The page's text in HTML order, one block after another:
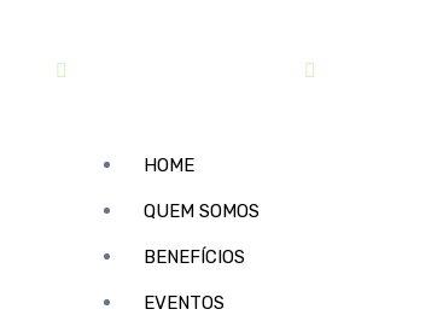
HOME
QUEM SOMOS
BENEFÍCIOS
EVENTOS